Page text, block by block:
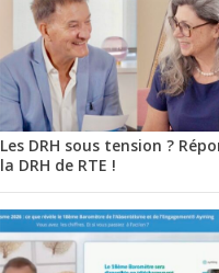
Les DRH sous tension ?
la DRH de RTE !